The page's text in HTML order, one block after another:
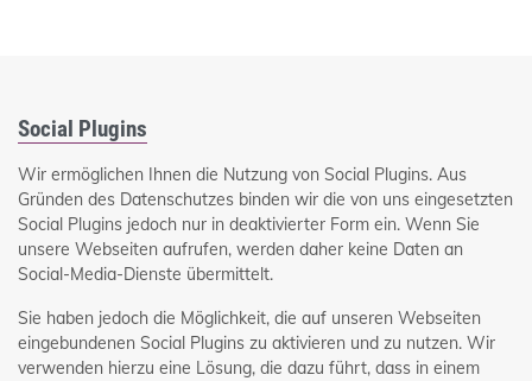
Social Plugins
Wir ermöglichen Ihnen die Nutzung von Social Plugins. Aus
Gründen des Datenschutzes binden wir die von uns eingesetzten
Social Plugins jedoch nur in deaktivierter Form ein. Wenn Sie
unsere Webseiten aufrufen, werden daher keine Daten an
Social-Media-Dienste übermittelt.
Sie haben jedoch die Möglichkeit, die auf unseren Webseiten
eingebundenen Social Plugins zu aktivieren und zu nutzen. Wir
verwenden hierzu eine Lösung, die dazu führt, dass in einem